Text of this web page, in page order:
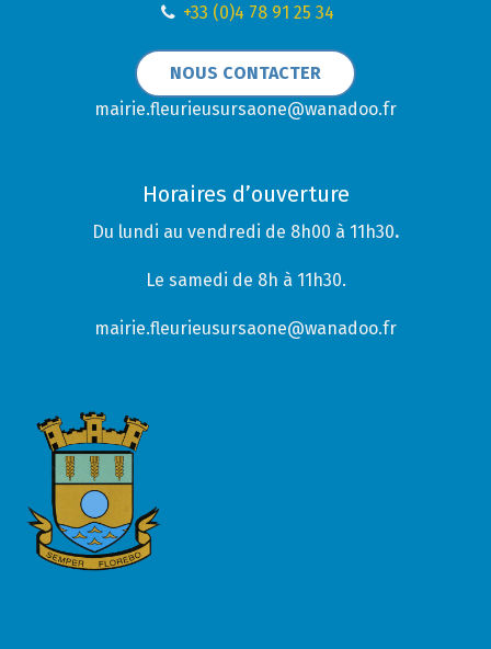
+33 (0)4 78 91 25 34
NOUS CONTACTER
mairie.fleurieusursaone@wanadoo.fr
Horaires d’ouverture
Du lundi au vendredi de 8h00 à 11h30.
Le samedi de 8h à 11h30.
mairie.fleurieusursaone@wanadoo.fr